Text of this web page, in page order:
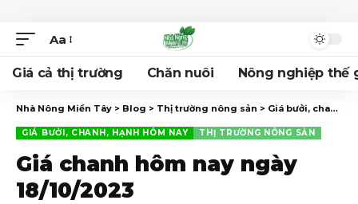
Aa
Giá cả thị trường Chăn nuôi Nông nghiệp thế
Nhà Nông Miền Tây > Blog > Thị trường nông sản > Giá bưởi, chanh, hạnh hôm nay
GIÁ BƯỞI, CHANH, HẠNH HÔM NAY THỊ TRƯỜNG NÔNG SẢN
Giá chanh hôm nay ngày
18/10/2023